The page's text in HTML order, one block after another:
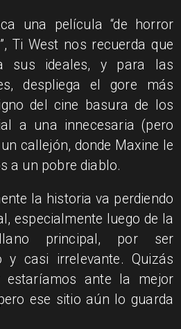
una película “de horror
Ti West nos recuerda que
sus ideales, y para las
despliega el gore más
del cine basura de los
a una innecesaria (pero
callejón, donde Maxine le
a un pobre diablo.
la historia va perdiendo
especialmente luego de la
principal, por ser
y casi irrelevante. Quizás
ante la mejor
ese sitio aún lo guarda